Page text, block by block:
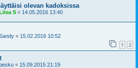
olevan kadoksissa
S « 14.05.2016 13:40
« 15.02.2016 10:52
1 2
« 15.09.2015 21:19